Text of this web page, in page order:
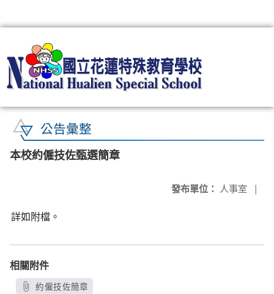
公告彙整
本校約僱技佐甄選簡章
發布單位： 人事室 |
詳如附檔。
相關附件
約僱技佐簡章